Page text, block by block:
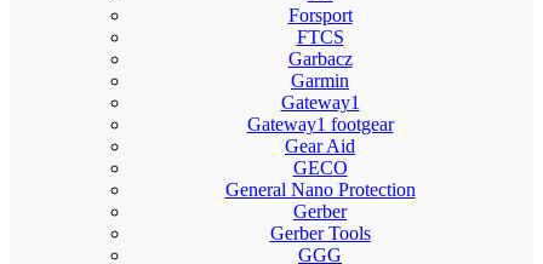
Forsport
FTCS
Garbacz
Garmin
Gateway1
Gateway1 footgear
Gear Aid
GECO
General Nano Protection
Gerber
Gerber Tools
GGG